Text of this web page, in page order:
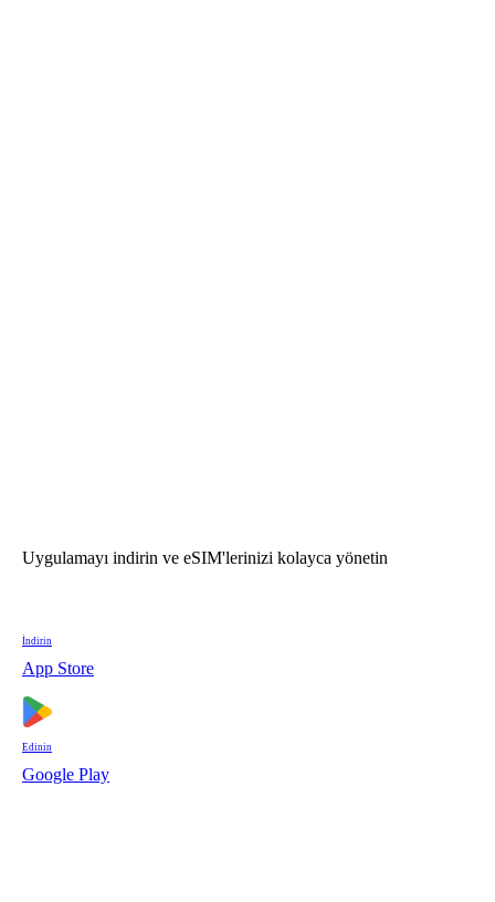
Uygulamayı indirin ve eSIM'lerinizi kolayca yönetin
İndirin
App Store
Edinin
Google Play